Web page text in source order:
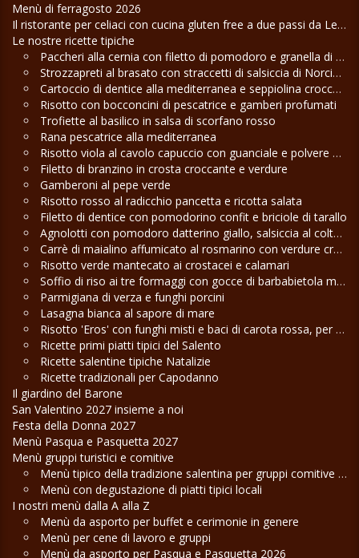
Menù di ferragosto 2026
Il ristorante per celiaci con cucina gluten free a due passi da Lecce
Le nostre ricette tipiche
Paccheri alla cernia con filetto di pomodoro e granella di pistacchio
Strozzapreti al brasato con straccetti di salsiccia di Norcia e funghi misti
Cartoccio di dentice alla mediterranea e seppiolina croccante
Risotto con bocconcini di pescatrice e gamberi profumati
Trofiette al basilico in salsa di scorfano rosso
Rana pescatrice alla mediterranea
Risotto viola al cavolo capuccio con guanciale e polvere di pistacchio
Filetto di branzino in crosta croccante e verdure
Gamberoni al pepe verde
Risotto rosso al radicchio pancetta e ricotta salata
Filetto di dentice con pomodorino confit e briciole di tarallo
Agnolotti con pomodoro datterino giallo, salsiccia al coltello e pecorino
Carrè di maialino affumicato al rosmarino con verdure croccanti
Risotto verde mantecato ai crostacei e calamari
Soffio di riso ai tre formaggi con gocce di barbabietola maliziosa
Parmigiana di verza e funghi porcini
Lasagna bianca al sapore di mare
Risotto 'Eros' con funghi misti e baci di carota rossa, per San Valentino
Ricette primi piatti tipici del Salento
Ricette salentine tipiche Natalizie
Ricette tradizionali per Capodanno
Il giardino del Barone
San Valentino 2027 insieme a noi
Festa della Donna 2027
Menù Pasqua e Pasquetta 2027
Menù gruppi turistici e comitive
Menù tipico della tradizione salentina per gruppi comitive e cene di lavoro
Menù con degustazione di piatti tipici locali
I nostri menù dalla A alla Z
Menù da asporto per buffet e cerimonie in genere
Menù per cene di lavoro e gruppi
Menù da asporto per Pasqua e Pasquetta 2026